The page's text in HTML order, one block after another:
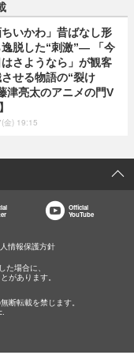
ちいかわ」昔ばなし形
逸脱した“刺激”― 「今
はさようなら」が観客
せる物語の“裂け
津亮太のアニメの門V
金) 19:15
Official
YouTube
情報保護方針
た場合に、
があります。
断転載を禁じます。